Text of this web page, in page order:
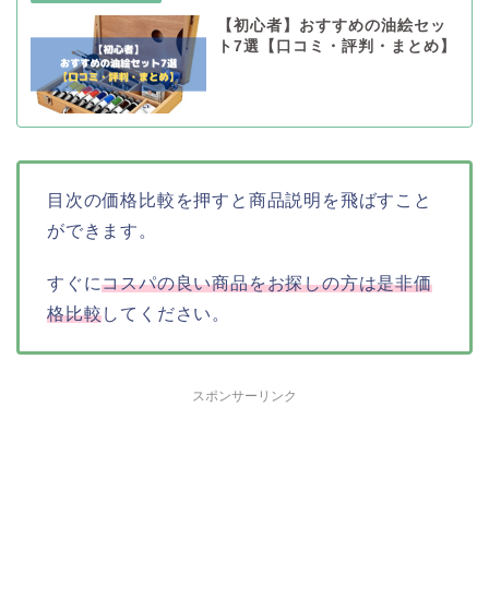
【初心者】おすすめの油絵セッ
ト7選【口コミ・評判・まとめ】
目次の価格比較を押すと商品説明を飛ばすこと
ができます。
すぐにコスパの良い商品をお探しの方は是非価
格比較してください。
スポンサーリンク